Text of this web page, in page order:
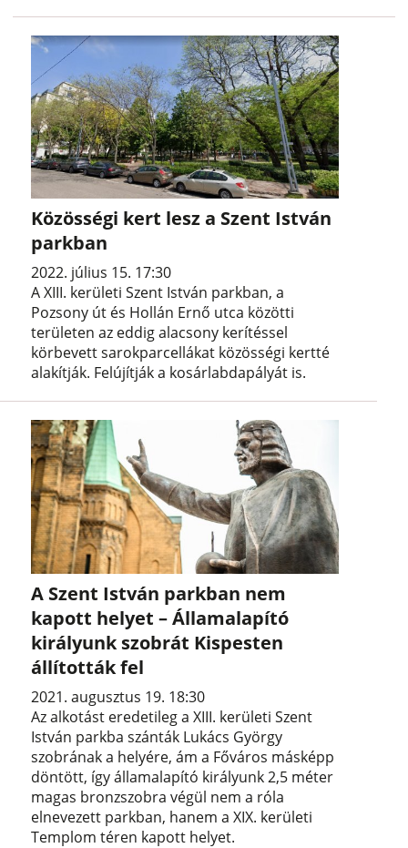
Közösségi kert lesz a Szent István
parkban
2022. július 15. 17:30
A XIII. kerületi Szent István parkban, a
Pozsony út és Hollán Ernő utca közötti
területen az eddig alacsony kerítéssel
körbevett sarokparcellákat közösségi kertté
alakítják. Felújítják a kosárlabdapályát is.
A Szent István parkban nem
kapott helyet – Államalapító
királyunk szobrát Kispesten
állították fel
2021. augusztus 19. 18:30
Az alkotást eredetileg a XIII. kerületi Szent
István parkba szánták Lukács György
szobrának a helyére, ám a Főváros másképp
döntött, így államalapító királyunk 2,5 méter
magas bronzszobra végül nem a róla
elnevezett parkban, hanem a XIX. kerületi
Templom téren kapott helyet.